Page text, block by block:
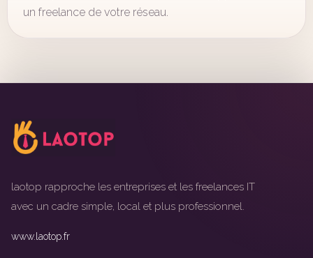
un freelance de votre réseau.
laotop rapproche les entreprises et les freelances IT
avec un cadre simple, local et plus professionnel.
www.laotop.fr